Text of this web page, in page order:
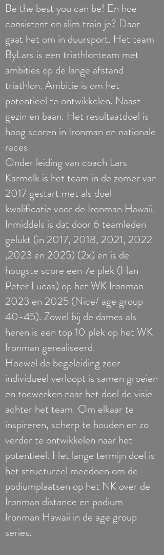
Be the best you can be! En hoe
consistent en slim train je? Daar
gaat het om in duursport. Het team
ByLars is een triathlonteam met
ambities op de lange afstand
triathlon. Ambitie is om het
potentieel te ontwikkelen. Naast
gezin en baan. Het resultaatdoel is
hoog scoren in Ironman en nationale
races.
Onder leiding van coach Lars
Karmelk is het team in de zomer van
2017 gestart met als doel
kwalificatie voor de Ironman Hawaii.
Inmiddels is dat door 6 teamleden
gelukt (in 2017, 2018, 2021, 2022
,2023 en 2025) (2x) en is de
hoogste score een 7e plek (Han
Peter Lucas) op het WK Ironman
2023 en 2025 (Nice/ age group
40-45). Zowel bij de dames als
heren is een top 10 plek op het WK
Ironman gerealiseerd.
Hoewel de begeleiding zeer
individueel verloopt is samen groeien
en toewerken naar het doel de visie
achter het team. Om elkaar te
inspireren, scherp te houden en zo
verder te ontwikkelen naar het
potentieel. Het lange termijn doel is
het structureel meedoen om de
podiumplaatsen op het NK over de
Ironman distance en podium
Ironman Hawaii in de age group
series.